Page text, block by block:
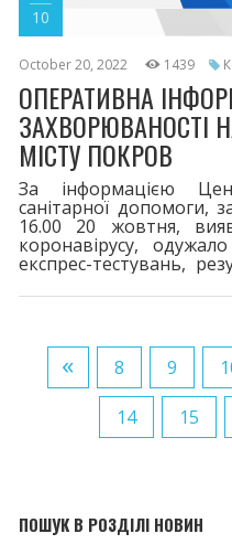
10
October 20, 2022 1439
ОПЕРАТИВНА
ЗАХВОРЮВАНОСТІ
МІСТУ ПОКРОВ
За інформацією
санітарної допомоги,
16.00 20 жовтня,
коронавірусу,
експрес-тестувань,
Шпиталізовано 4
щеплено 16551.
четверта - 157.
« 8 9
14 15
ПОШУК В РОЗДІЛІ НОВИН